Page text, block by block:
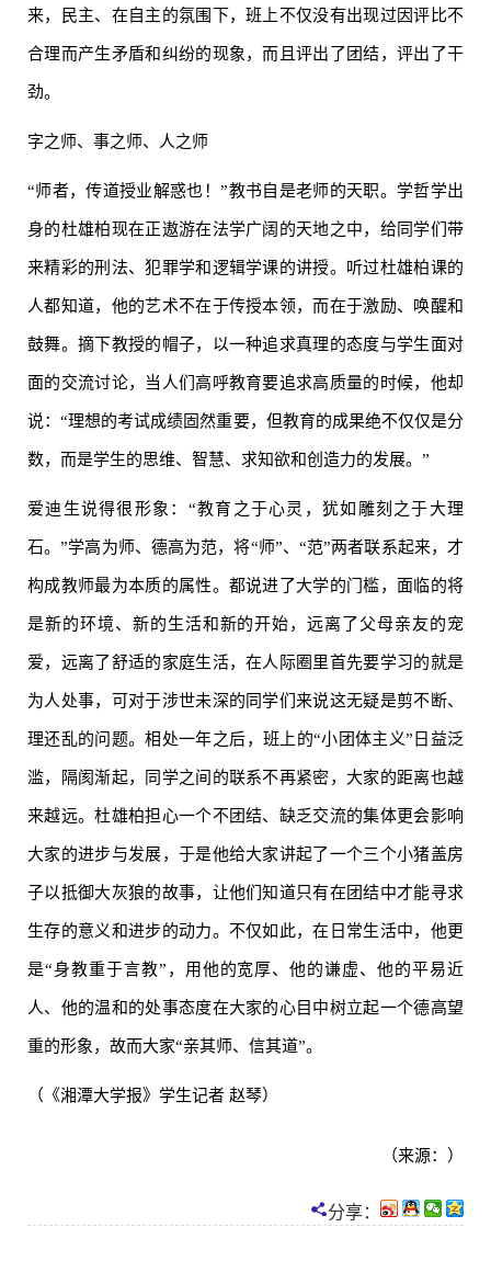
来，民主、在自主的氛围下，班上不仅没有出现过因评比不
合理而产生矛盾和纠纷的现象，而且评出了团结，评出了干
劲。
字之师、事之师、人之师
“师者，传道授业解惑也！”教书自是老师的天职。学哲学出
身的杜雄柏现在正遨游在法学广阔的天地之中，给同学们带
来精彩的刑法、犯罪学和逻辑学课的讲授。听过杜雄柏课的
人都知道，他的艺术不在于传授本领，而在于激励、唤醒和
鼓舞。摘下教授的帽子，以一种追求真理的态度与学生面对
面的交流讨论，当人们高呼教育要追求高质量的时候，他却
说：“理想的考试成绩固然重要，但教育的成果绝不仅仅是分
数，而是学生的思维、智慧、求知欲和创造力的发展。”
爱迪生说得很形象：“教育之于心灵，犹如雕刻之于大理
石。”学高为师、德高为范，将“师”、“范”两者联系起来，才
构成教师最为本质的属性。都说进了大学的门槛，面临的将
是新的环境、新的生活和新的开始，远离了父母亲友的宠
爱，远离了舒适的家庭生活，在人际圈里首先要学习的就是
为人处事，可对于涉世未深的同学们来说这无疑是剪不断、
理还乱的问题。相处一年之后，班上的“小团体主义”日益泛
滥，隔阂渐起，同学之间的联系不再紧密，大家的距离也越
来越远。杜雄柏担心一个不团结、缺乏交流的集体更会影响
大家的进步与发展，于是他给大家讲起了一个三个小猪盖房
子以抵御大灰狼的故事，让他们知道只有在团结中才能寻求
生存的意义和进步的动力。不仅如此，在日常生活中，他更
是“身教重于言教”，用他的宽厚、他的谦虚、他的平易近
人、他的温和的处事态度在大家的心目中树立起一个德高望
重的形象，故而大家“亲其师、信其道”。
（《湘潭大学报》学生记者 赵琴）
（来源：）
分享：